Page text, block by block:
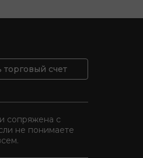
торговый счет
сопряжена с
не понимаете